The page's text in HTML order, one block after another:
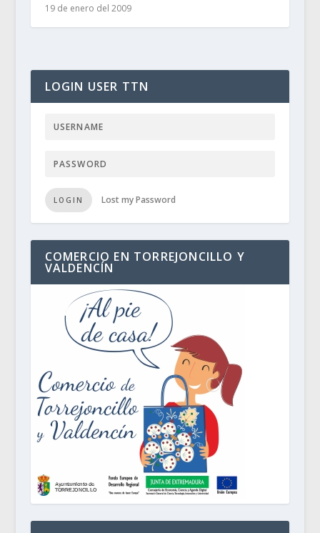
19 de enero del 2009
LOGIN USER TTN
LOGIN Lost my Password
COMERCIO EN TORREJONCILLO Y
VALDENCÍN